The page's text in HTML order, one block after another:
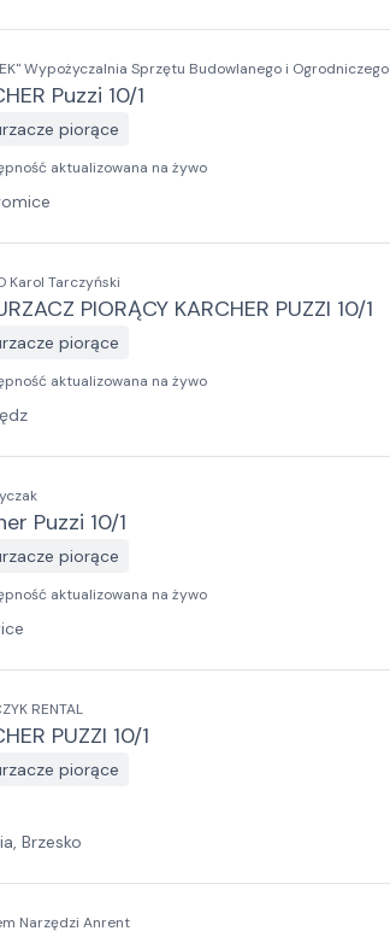
Wypożyczalnia Sprzętu Budowlanego i Ogrodniczego
Puzzi 10/1
piorące
aktualizowana na żywo
Karol Tarczyński
PIORĄCY KARCHER PUZZI 10/1
piorące
aktualizowana na żywo
Puzzi 10/1
piorące
aktualizowana na żywo
RENTAL
PUZZI 10/1
piorące
Brzesko
Narzędzi Anrent